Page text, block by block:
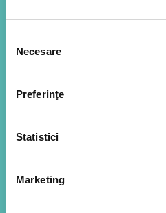
consimțământului
Necesare
Preferinţe
Statistici
Marketing
Mai intai, piureul:
zdrobim cu furculita.
cu iaurtul, branza de